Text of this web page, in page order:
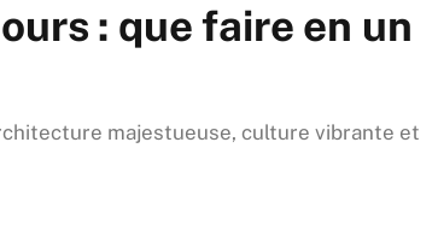
: que faire en un
majestueuse, culture vibrante et